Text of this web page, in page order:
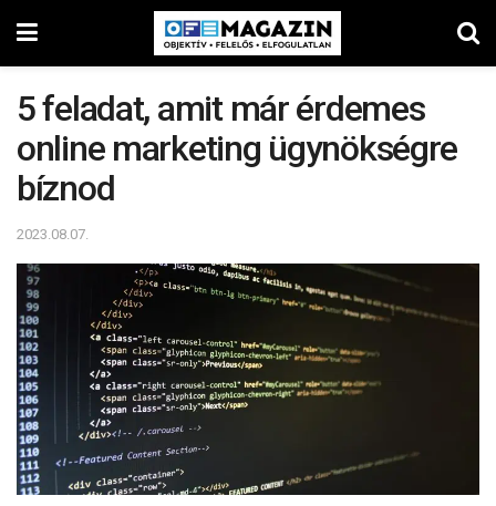
5 feladat, amit már érdemes
online marketing ügynökségre
bíznod
2023.08.07.